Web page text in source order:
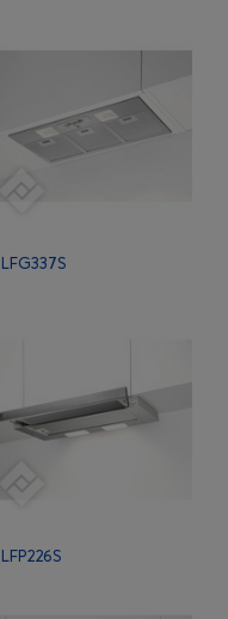
LFG337S
LFP226S